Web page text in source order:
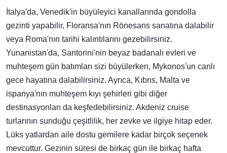
İtalya'da, Venedik'in büyüleyici kanallarında gondolla
gezinti yapabilir, Floransa'nın Rönesans sanatına dalabilir
veya Roma'nın tarihi kalıntılarını gezebilirsiniz.
Yunanistan'da, Santorini'nin beyaz badanalı evleri ve
muhteşem gün batımları sizi büyülerken, Mykonos'un canlı
gece hayatına dalabilirsiniz. Ayrıca, Kıbrıs, Malta ve
ispanya'nın muhteşem kıyı şehirleri gibi diğer
destinasyonları da keşfedebilirsiniz. Akdeniz cruise
turlarının sunduğu çeşitlilik, her zevke ve ilgiye hitap eder.
Lüks yatlardan aile dostu gemilere kadar birçok seçenek
mevcuttur. Gezinin süresi de birkaç gün ile birkaç hafta